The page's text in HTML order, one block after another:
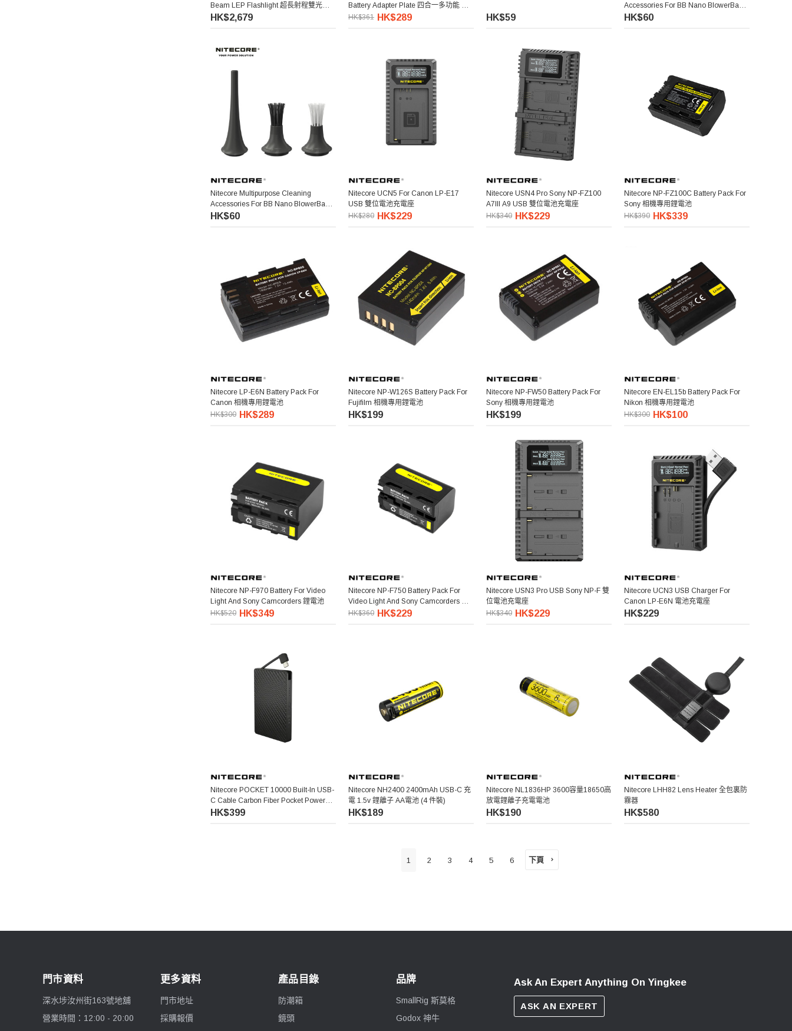
Beam LEP Flashlight 超長射程雙光束
激光手電筒
HK$2,679
Battery Adapter Plate 四合一多功能 NP-
F 電池轉接板
HK$361 HK$289 HK$59
Accessories For BB Nano BlowerBaby
吸塵清潔配件 (BB Nano 適用)
HK$60
Nitecore Multipurpose Cleaning
Accessories For BB Nano BlowerBaby
多用途清潔配件 (BB Nano 適用)
HK$60
Nitecore UCN5 For Canon LP-E17
USB 雙位電池充電座
HK$280 HK$229
Nitecore USN4 Pro Sony NP-FZ100
A7III A9 USB 雙位電池充電座
HK$340 HK$229
Nitecore NP-FZ100C Battery Pack For
Sony 相機專用鋰電池
HK$390 HK$339
Nitecore LP-E6N Battery Pack For
Canon 相機專用鋰電池
HK$300 HK$289
Nitecore NP-W126S Battery Pack For
Fujifilm 相機專用鋰電池
HK$199
Nitecore NP-FW50 Battery Pack For
Sony 相機專用鋰電池
HK$199
Nitecore EN-EL15b Battery Pack For
Nikon 相機專用鋰電池
HK$300 HK$100
Nitecore NP-F970 Battery For Video
Light And Sony Camcorders 鋰電池
HK$520 HK$349
Nitecore NP-F750 Battery Pack For
Video Light And Sony Camcorders 攝
錄補光燈專用鋰電池
HK$360 HK$229
Nitecore USN3 Pro USB Sony NP-F 雙
位電池充電座
HK$340 HK$229
Nitecore UCN3 USB Charger For
Canon LP-E6N 電池充電座
HK$229
Nitecore POCKET 10000 Built-In USB-
C Cable Carbon Fiber Pocket Power
Bank 碳纖維口袋行動電源
HK$399
Nitecore NH2400 2400mAh USB-C 充
電 1.5v 鋰離子 AA電池 (4 件裝)
HK$189
Nitecore NL1836HP 3600容量18650高
放電鋰離子充電電池
HK$190
Nitecore LHH82 Lens Heater 全包裏防
霧器
HK$580
1 2 3 4 5 6 下頁
門市資料
深水埗汝州街163號地舖
營業時間：12:00 - 20:00
更多資料
門市地址
採購報價
產品目錄
防潮箱
鏡頭
品牌
SmallRig 斯莫格
Godox 神牛
Ask An Expert Anything On Yingkee
ASK AN EXPERT